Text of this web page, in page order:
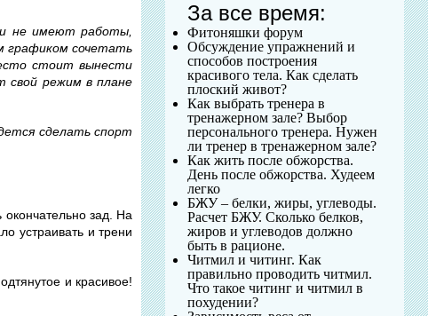
не имеют работы,
графиком сочетать
стоит вынести
свой режим в плане
сделать спорт
зад. На
устраивать и трени
и красивое!
За все время:
Фитоняшки форум
Обсуждение упражнений и
способов построения
красивого тела. Как сделать
плоский живот?
Как выбрать тренера в
тренажерном зале? Выбор
персонального тренера. Нужен
ли тренер в тренажерном зале?
Как жить после обжорства.
День после обжорства. Худеем
легко
БЖУ – белки, жиры, углеводы.
Расчет БЖУ. Сколько белков,
жиров и углеводов должно
быть в рационе.
Читмил и читинг. Как
правильно проводить читмил.
Что такое читинг и читмил в
похудении?